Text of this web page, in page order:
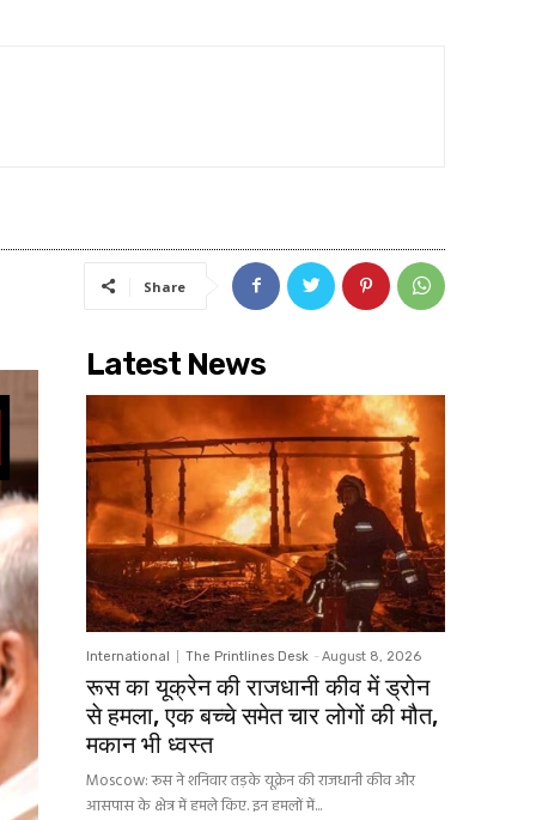
Share
Latest News
International The Printlines Desk - August 8, 2026
रूस का यूक्रेन की राजधानी कीव में ड्रोन
से हमला, एक बच्चे समेत चार लोगों की मौत,
मकान भी ध्वस्त
Moscow: रूस ने शनिवार तड़के यूक्रेन की राजधानी कीव और
आसपास के क्षेत्र में हमले किए. इन हमलों में...